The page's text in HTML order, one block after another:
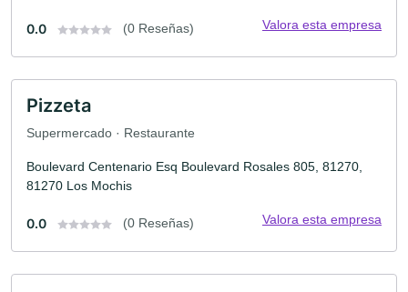
0.0 (0 Reseñas) Valora esta empresa
Pizzeta
Supermercado · Restaurante
Boulevard Centenario Esq Boulevard Rosales 805, 81270,
81270 Los Mochis
0.0 (0 Reseñas) Valora esta empresa